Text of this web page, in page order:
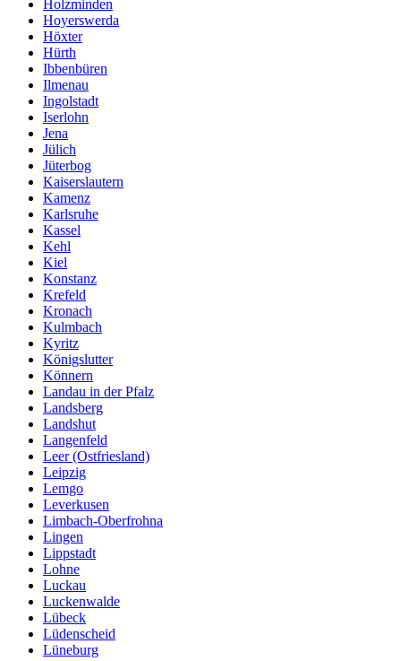
Holzminden
Hoyerswerda
Höxter
Hürth
Ibbenbüren
Ilmenau
Ingolstadt
Iserlohn
Jena
Jülich
Jüterbog
Kaiserslautern
Kamenz
Karlsruhe
Kassel
Kehl
Kiel
Konstanz
Krefeld
Kronach
Kulmbach
Kyritz
Königslutter
Könnern
Landau in der Pfalz
Landsberg
Landshut
Langenfeld
Leer (Ostfriesland)
Leipzig
Lemgo
Leverkusen
Limbach-Oberfrohna
Lingen
Lippstadt
Lohne
Luckau
Luckenwalde
Lübeck
Lüdenscheid
Lüneburg